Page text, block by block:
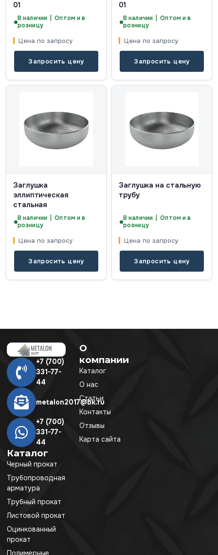
01
В наличии | Оптом и в
розницу
Цена по запросу
Запросить цену
01
В наличии | Оптом и в
розницу
Цена по запросу
Запросить цену
Заглушка
эллиптическая
стальная
В наличии | Оптом и в
розницу
Цена по запросу
Запросить цену
Заглушка на стальную
трубу
В наличии | Оптом и в
розницу
Цена по запросу
Запросить цену
+7 (700)
331-77-
44
metalon2017@bk.ru
+7 (700)
331-77-
44
Каталог
Черный прокат
Трубопроводная
арматура
Трубный прокат
Листовой прокат
Оцинкованный
прокат
Полимерные
О
компании
Каталог
О нас
Статьи
Контакты
Отзывы
Карта сайта